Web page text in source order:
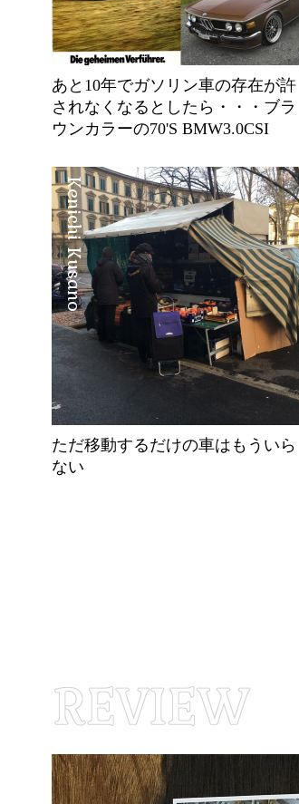
あと10年でガソリン車の存在が許
されなくなるとしたら・・・ブラ
ウンカラーの70'S BMW3.0CSI
Kenichi Kusano
ただ移動するだけの車はもういら
ない